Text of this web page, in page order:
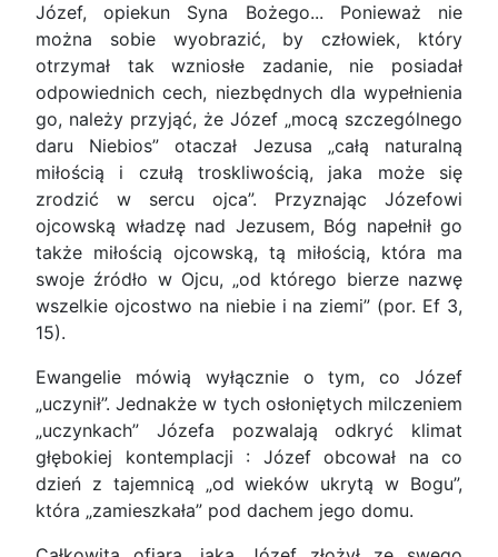
Józef, opiekun Syna Bożego... Ponieważ nie
można sobie wyobrazić, by człowiek, który
otrzymał tak wzniosłe zadanie, nie posiadał
odpowiednich cech, niezbędnych dla wypełnienia
go, należy przyjąć, że Józef „mocą szczególnego
daru Niebios” otaczał Jezusa „całą naturalną
miłością i czułą troskliwością, jaka może się
zrodzić w sercu ojca”. Przyznając Józefowi
ojcowską władzę nad Jezusem, Bóg napełnił go
także miłością ojcowską, tą miłością, która ma
swoje źródło w Ojcu, „od którego bierze nazwę
wszelkie ojcostwo na niebie i na ziemi” (por. Ef 3,
15).
Ewangelie mówią wyłącznie o tym, co Józef
„uczynił”. Jednakże w tych osłoniętych milczeniem
„uczynkach” Józefa pozwalają odkryć klimat
głębokiej kontemplacji : Józef obcował na co
dzień z tajemnicą „od wieków ukrytą w Bogu”,
która „zamieszkała” pod dachem jego domu.